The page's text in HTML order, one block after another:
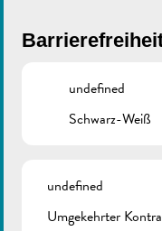
Télévie
undefined
Schwarz-Weiß
undefined
Umgekehrter